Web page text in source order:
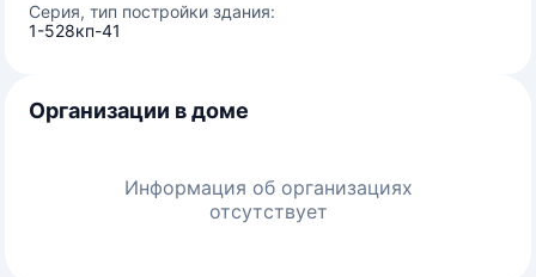
Серия, тип постройки здания:
1-528кп-41
Организации в доме
Информация об организациях
отсутствует